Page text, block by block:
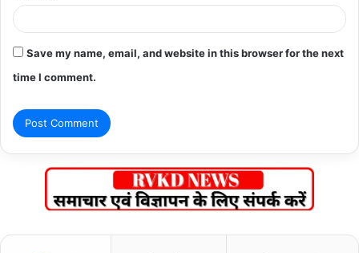
Save my name, email, and website in this browser for the next
time I comment.